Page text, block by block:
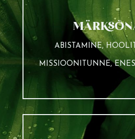
ABISTAMINE,
MISSIOONITUNNE,